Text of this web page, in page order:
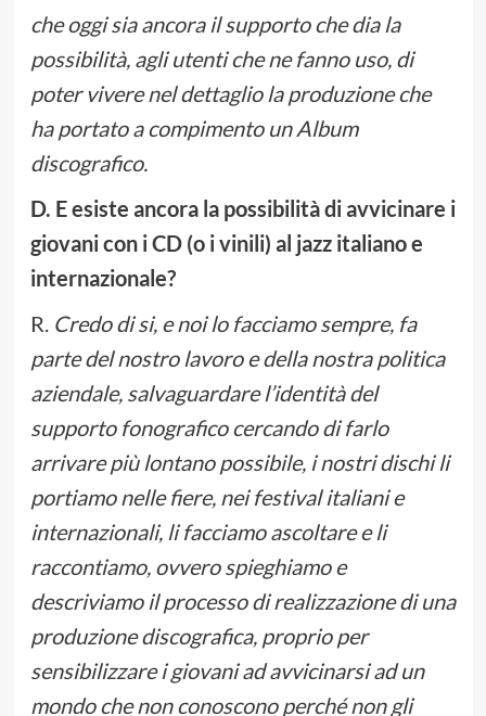
che oggi sia ancora il supporto che dia la
possibilità, agli utenti che ne fanno uso, di
poter vivere nel dettaglio la produzione che
ha portato a compimento un Album
discografico.
D. E esiste ancora la possibilità di avvicinare i
giovani con i CD (o i vinili) al jazz italiano e
internazionale?
R. Credo di si, e noi lo facciamo sempre, fa
parte del nostro lavoro e della nostra politica
aziendale, salvaguardare l’identità del
supporto fonografico cercando di farlo
arrivare più lontano possibile, i nostri dischi li
portiamo nelle fiere, nei festival italiani e
internazionali, li facciamo ascoltare e li
raccontiamo, ovvero spieghiamo e
descriviamo il processo di realizzazione di una
produzione discografica, proprio per
sensibilizzare i giovani ad avvicinarsi ad un
mondo che non conoscono perché non gli